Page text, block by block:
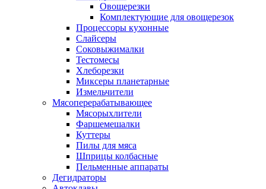
Овощерезки
Комплектующие для овощерезок
Процессоры кухонные
Слайсеры
Соковыжималки
Тестомесы
Хлеборезки
Миксеры планетарные
Измельчители
Мясоперерабатывающее
Мясорыхлители
Фаршемешалки
Куттеры
Пилы для мяса
Шприцы колбасные
Пельменные аппараты
Дегидраторы